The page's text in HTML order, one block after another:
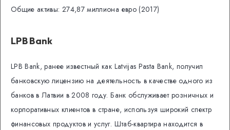
Общие активы: 274,87 миллиона евро (2017)
LPB Bank
LPB Bank, ранее известный как Latvijas Pasta Bank, получил
банковскую лицензию на деятельность в качестве одного из
банков в Латвии в 2008 году. Банк обслуживает розничных и
корпоративных клиентов в стране, используя широкий спектр
финансовых продуктов и услуг. Штаб-квартира находится в